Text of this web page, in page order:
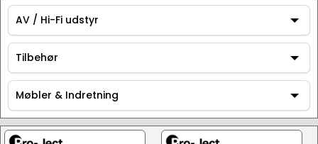
AV / Hi-Fi udstyr
AV / Hi-Fi udstyr
Tilbehør
Tilbehør
Møbler & Indretning
Møbler & Indretning